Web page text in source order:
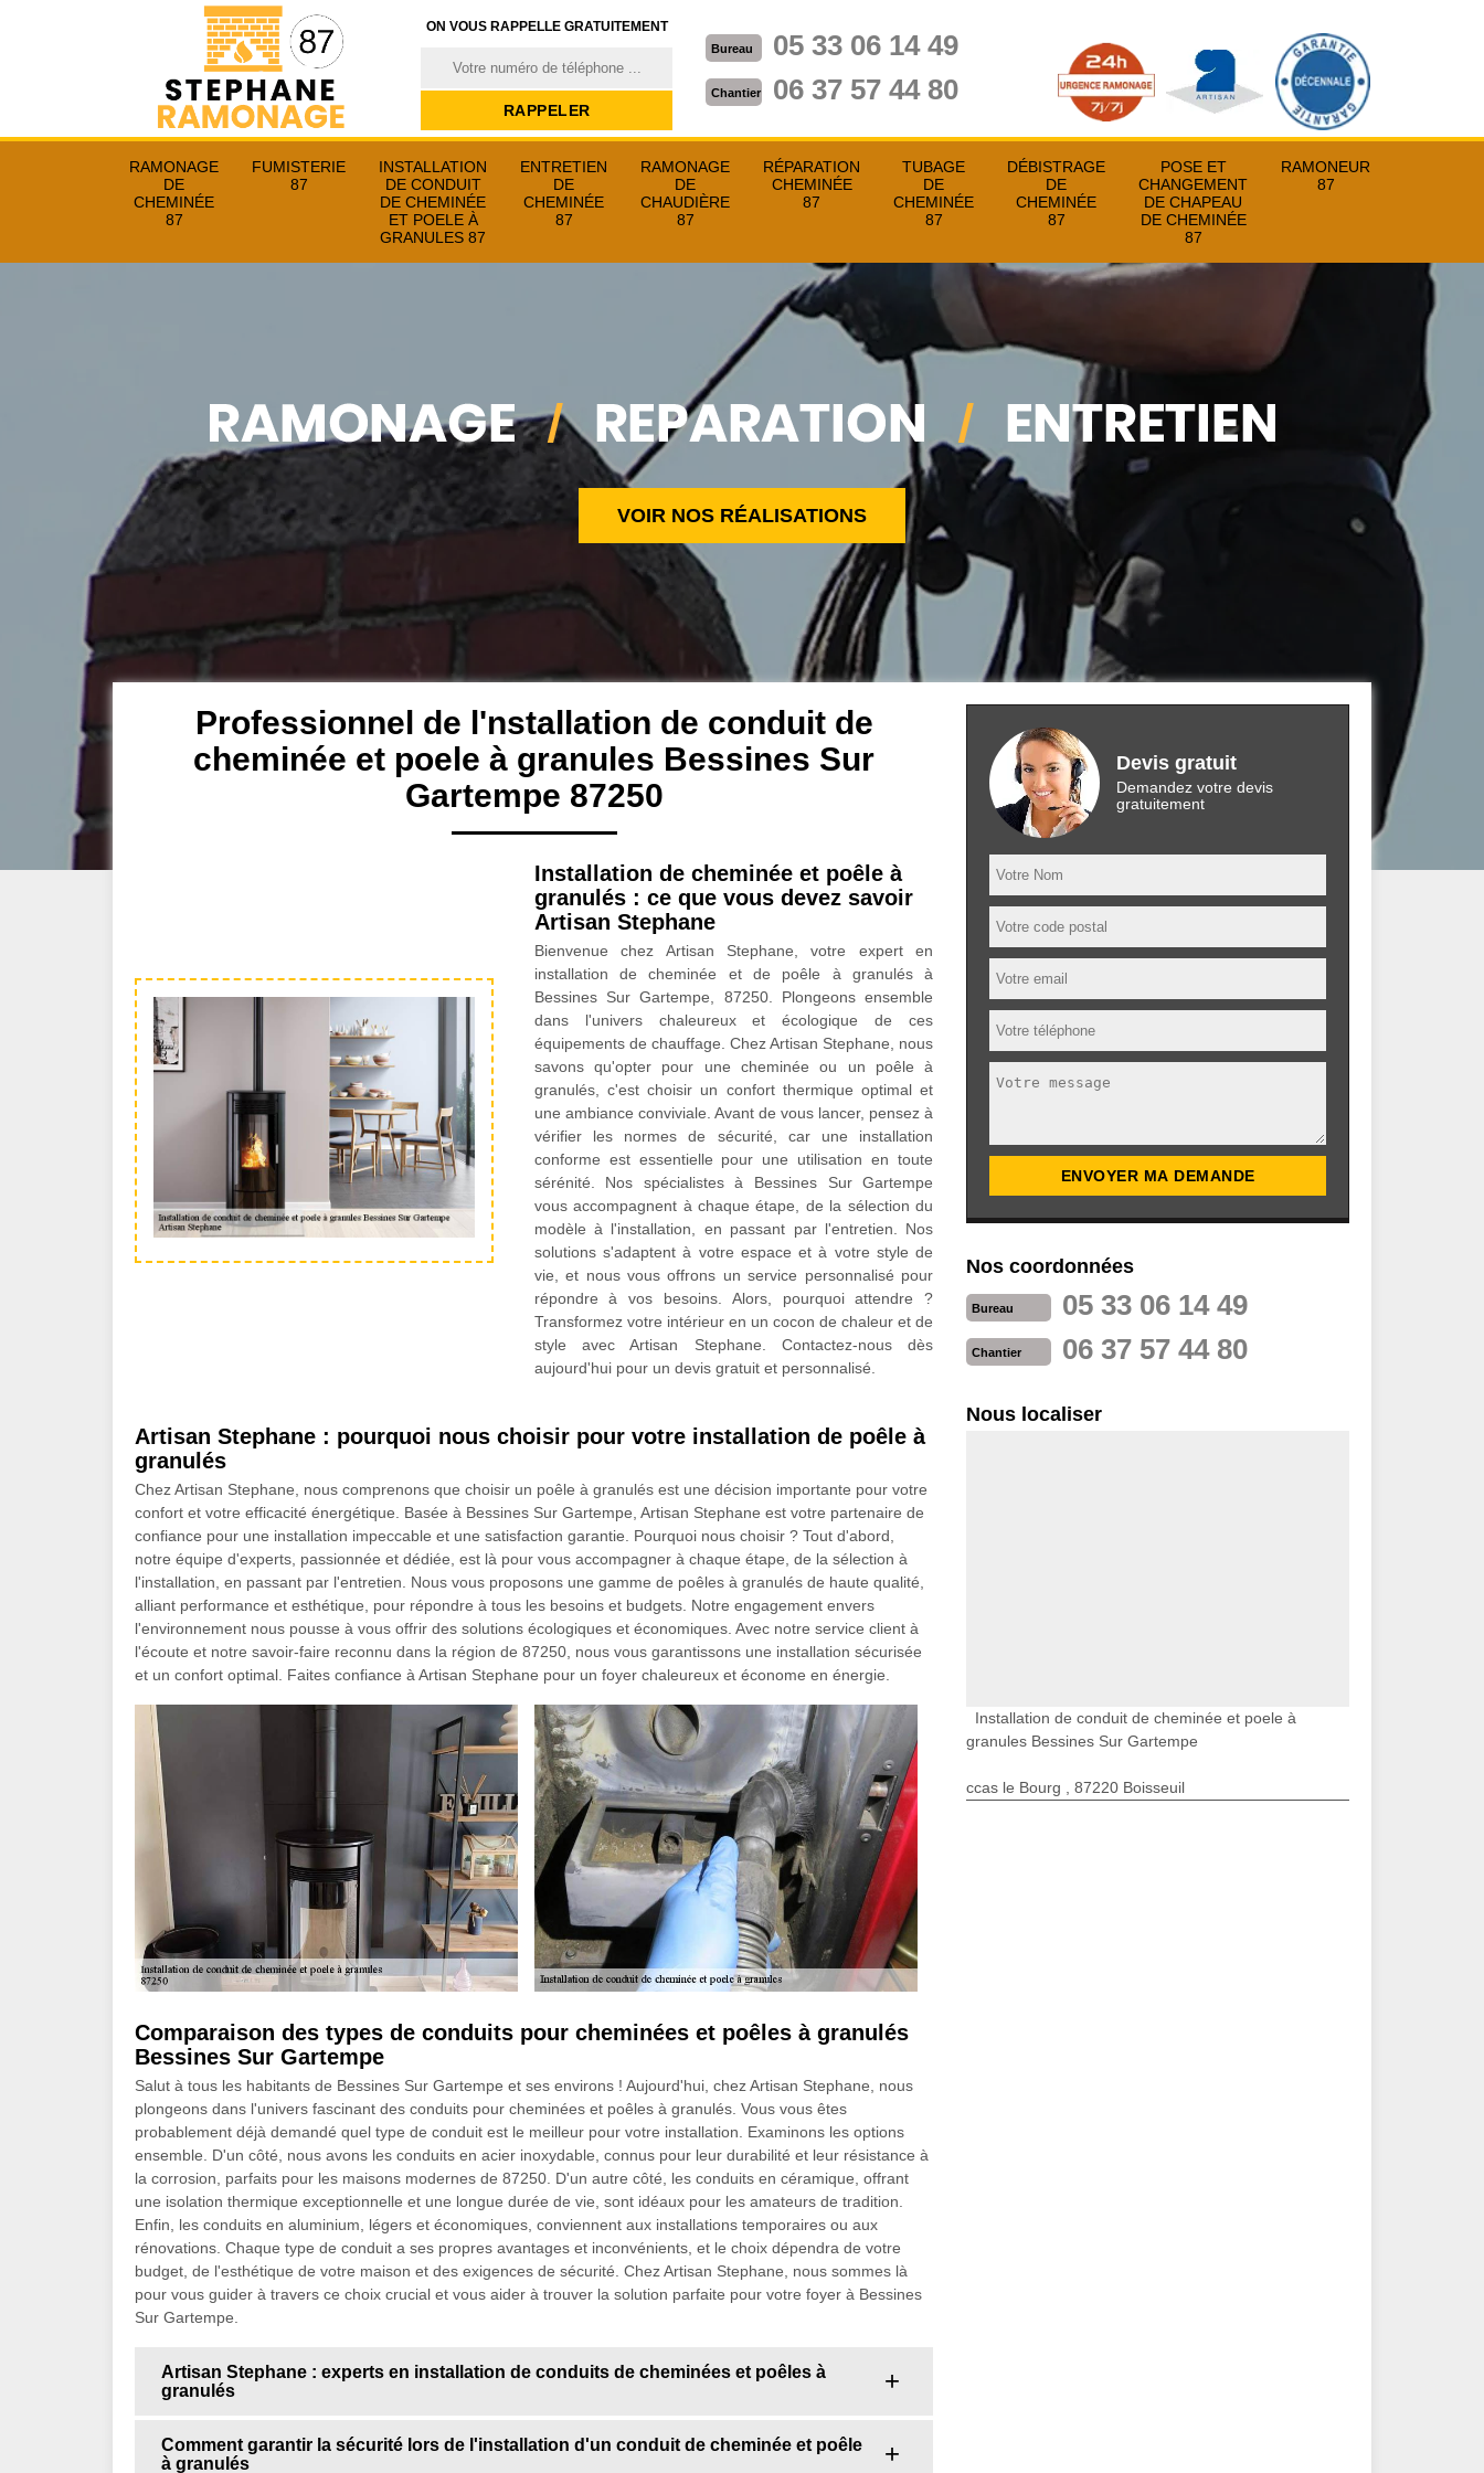
ON VOUS RAPPELLE GRATUITEMENT
Bureau 05 33 06 14 49
Chantier 06 37 57 44 80
RAMONAGE
DE
CHEMINÉE
87
FUMISTERIE
87
INSTALLATION
DE CONDUIT
DE CHEMINÉE
ET POELE À
GRANULES 87
ENTRETIEN
DE
CHEMINÉE
87
RAMONAGE
DE
CHAUDIÈRE
87
RÉPARATION
CHEMINÉE
87
TUBAGE
DE
CHEMINÉE
87
DÉBISTRAGE
DE
CHEMINÉE
87
POSE ET
CHANGEMENT
DE CHAPEAU
DE CHEMINÉE
87
RAMONEUR
87
VOIR NOS RÉALISATIONS
Professionnel de l'nstallation de conduit de
cheminée et poele à granules Bessines Sur
Gartempe 87250
Installation de cheminée et poêle à
granulés : ce que vous devez savoir
Artisan Stephane
Bienvenue chez Artisan Stephane, votre expert en
installation de cheminée et de poêle à granulés à
Bessines Sur Gartempe, 87250. Plongeons ensemble
dans l'univers chaleureux et écologique de ces
équipements de chauffage. Chez Artisan Stephane, nous
savons qu'opter pour une cheminée ou un poêle à
granulés, c'est choisir un confort thermique optimal et
une ambiance conviviale. Avant de vous lancer, pensez à
vérifier les normes de sécurité, car une installation
conforme est essentielle pour une utilisation en toute
sérénité. Nos spécialistes à Bessines Sur Gartempe
vous accompagnent à chaque étape, de la sélection du
modèle à l'installation, en passant par l'entretien. Nos
solutions s'adaptent à votre espace et à votre style de
vie, et nous vous offrons un service personnalisé pour
répondre à vos besoins. Alors, pourquoi attendre ?
Transformez votre intérieur en un cocon de chaleur et de
style avec Artisan Stephane. Contactez-nous dès
aujourd'hui pour un devis gratuit et personnalisé.
Artisan Stephane : pourquoi nous choisir pour votre installation de poêle à
granulés
Chez Artisan Stephane, nous comprenons que choisir un poêle à granulés est une décision importante pour votre
confort et votre efficacité énergétique. Basée à Bessines Sur Gartempe, Artisan Stephane est votre partenaire de
confiance pour une installation impeccable et une satisfaction garantie. Pourquoi nous choisir ? Tout d'abord,
notre équipe d'experts, passionnée et dédiée, est là pour vous accompagner à chaque étape, de la sélection à
l'installation, en passant par l'entretien. Nous vous proposons une gamme de poêles à granulés de haute qualité,
alliant performance et esthétique, pour répondre à tous les besoins et budgets. Notre engagement envers
l'environnement nous pousse à vous offrir des solutions écologiques et économiques. Avec notre service client à
l'écoute et notre savoir-faire reconnu dans la région de 87250, nous vous garantissons une installation sécurisée
et un confort optimal. Faites confiance à Artisan Stephane pour un foyer chaleureux et économe en énergie.
Comparaison des types de conduits pour cheminées et poêles à granulés
Bessines Sur Gartempe
Salut à tous les habitants de Bessines Sur Gartempe et ses environs ! Aujourd'hui, chez Artisan Stephane, nous
plongeons dans l'univers fascinant des conduits pour cheminées et poêles à granulés. Vous vous êtes
probablement déjà demandé quel type de conduit est le meilleur pour votre installation. Examinons les options
ensemble. D'un côté, nous avons les conduits en acier inoxydable, connus pour leur durabilité et leur résistance à
la corrosion, parfaits pour les maisons modernes de 87250. D'un autre côté, les conduits en céramique, offrant
une isolation thermique exceptionnelle et une longue durée de vie, sont idéaux pour les amateurs de tradition.
Enfin, les conduits en aluminium, légers et économiques, conviennent aux installations temporaires ou aux
rénovations. Chaque type de conduit a ses propres avantages et inconvénients, et le choix dépendra de votre
budget, de l'esthétique de votre maison et des exigences de sécurité. Chez Artisan Stephane, nous sommes là
pour vous guider à travers ce choix crucial et vous aider à trouver la solution parfaite pour votre foyer à Bessines
Sur Gartempe.
Artisan Stephane : experts en installation de conduits de cheminées et poêles à
granulés
Comment garantir la sécurité lors de l'installation d'un conduit de cheminée et poêle
à granulés
Devis gratuit
Demandez votre devis
gratuitement
Nos coordonnées
Bureau 05 33 06 14 49
Chantier 06 37 57 44 80
Nous localiser
Installation de conduit de cheminée et poele à
granules Bessines Sur Gartempe
ccas le Bourg , 87220 Boisseuil